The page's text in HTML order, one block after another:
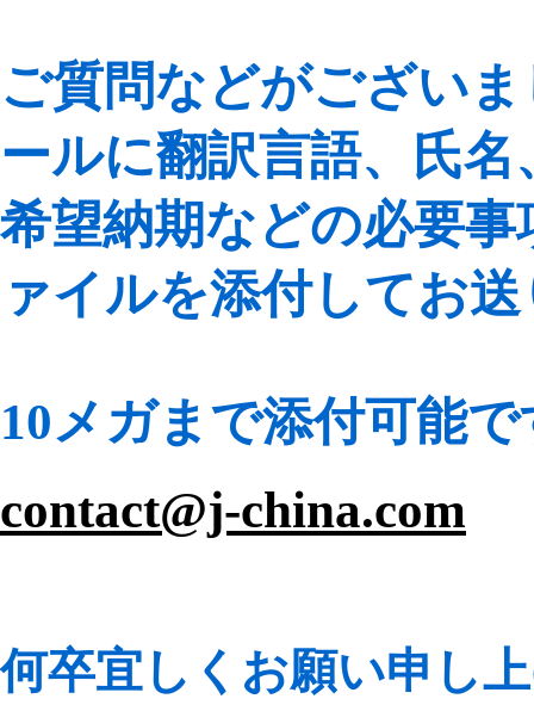
ご質問などがござい
ールに翻訳言語、氏
希望納期などの必要
ァイルを添付してお
10メガまで添付可能で
contact@j-china.com
何卒宜しくお願い申し